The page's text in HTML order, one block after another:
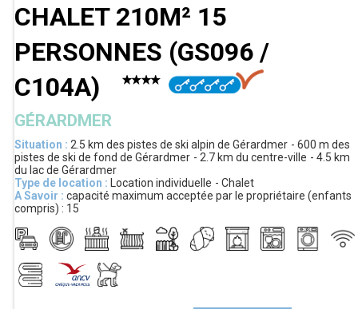
CHALET 210M² 15
PERSONNES (GS096 /
C104A)
GÉRARDMER
Situation : 2.5 km des pistes de ski alpin de Gérardmer 600 m des
pistes de ski de fond de Gérardmer
2.7 km du centre-ville
4.5 km
du lac de Gérardmer
Type de location :
Location individuelle
Chalet
A Savoir : capacité maximum acceptée par le propriétaire (enfants
compris) : 15